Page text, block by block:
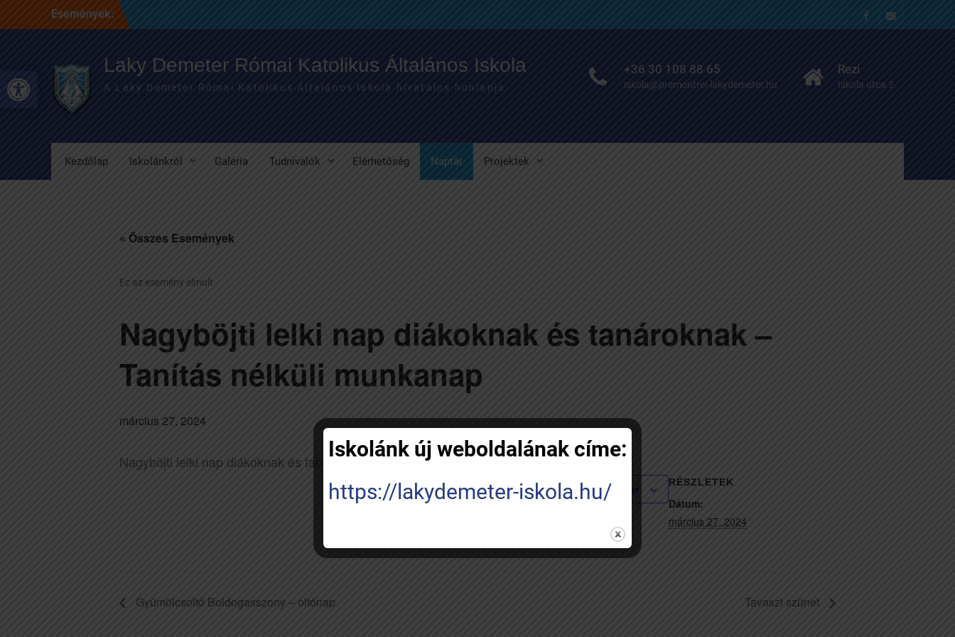
Eszköztár megnyitása
Események:
Facebook
Email
Laky Demeter Római Katolikus Általános Iskola
A Laky Demeter Római Katolikus Általános Iskola hivatalos honlapja
+36 30 108 88 65
iskola@premontrei-lakydemeter.hu
Rezi
Iskola utca 2.
Kezdőlap Iskolánkról Galéria Tudnivalók Elérhetőség Naptár Projektek
« Összes Események
Ez az esemény elmúlt.
Nagyböjti lelki nap diákoknak és tanároknak –
Tanítás nélküli munkanap
március 27, 2024
Nagyböjti lelki nap diákoknak és tanároknak – Tanítás nélküli munkanap
Add to calendar RÉSZLETEK
Dátum:
március 27, 2024
Gyümölcsoltó Boldogasszony – oltónap Tavaszi szünet
Iskolánk új weboldalának címe:
https://lakydemeter-iskola.hu/